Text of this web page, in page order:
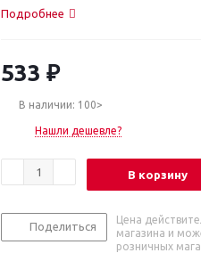
Подробнее
533 ₽
В наличии: 100>
Нашли дешевле?
В корзину
Поделиться
Цена
магазина и
розничных